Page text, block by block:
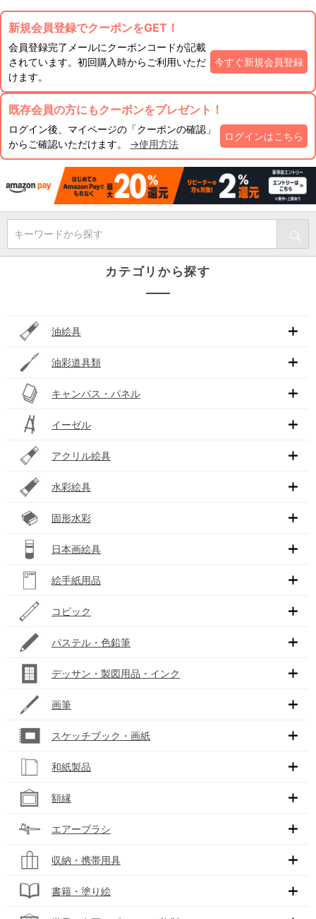
新規会員登録でクーポンをGET！
会員登録完了メールにクーポンコードが記載
されています。初回購入時からご利用いただ
けます。
今すぐ新規会員登録
既存会員の方にもクーポンをプレゼント！
ログイン後、マイページの「クーポンの確認」
からご確認いただけます。 →使用方法
ログインはこちら
キーワードから探す
カテゴリから探す
油絵具
油彩道具類
キャンバス・パネル
イーゼル
アクリル絵具
水彩絵具
固形水彩
日本画絵具
絵手紙用品
コピック
パステル・色鉛筆
デッサン・製図用品・インク
画筆
スケッチブック・画紙
和紙製品
額縁
エアーブラシ
収納・携帯用具
書籍・塗り絵